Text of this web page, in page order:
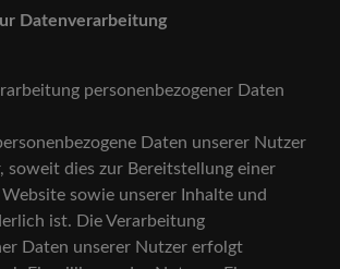
Datenverarbeitung
personenbezogener Daten
Daten unserer Nutzer
soweit dies zur Bereitstellung einer
sowie unserer Inhalte und
ist. Die Verarbeitung
Daten unserer Nutzer erfolgt